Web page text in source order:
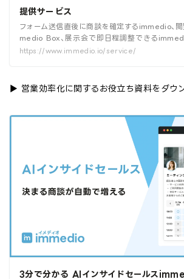
提供サービス
フォーム送信直後に商談を確定するimmedio、
medio Box、展示会で即日程調整できる
ロダクトを一覧で紹介しています。
https://www.immedio.io/service/
▶︎ 営業効率化に関するお役立ち資料をダウ
3分で分かる AIインサイドセールス